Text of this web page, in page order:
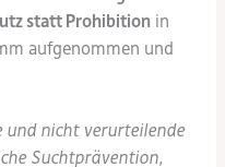
statt Prohibitionin
aufgenommen und
und nicht verurteilende
Suchtprävention,